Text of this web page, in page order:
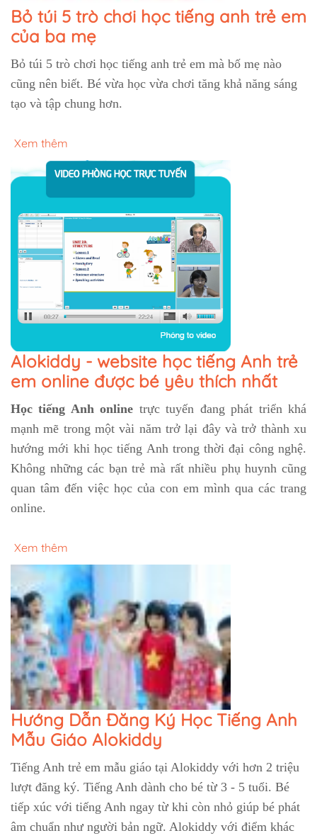
Bỏ túi 5 trò chơi học tiếng anh trẻ em
của ba mẹ
Bỏ túi 5 trò chơi học tiếng anh trẻ em mà bố mẹ nào
cũng nên biết. Bé vừa học vừa chơi tăng khả năng sáng
tạo và tập chung hơn.
Xem thêm
Alokiddy - website học tiếng Anh trẻ
em online được bé yêu thích nhất
Học tiếng Anh online trực tuyến đang phát triển khá
mạnh mẽ trong một vài năm trở lại đây và trở thành xu
hướng mới khi học tiếng Anh trong thời đại công nghệ.
Không những các bạn trẻ mà rất nhiều phụ huynh cũng
quan tâm đến việc học của con em mình qua các trang
online.
Xem thêm
Hướng Dẫn Đăng Ký Học Tiếng Anh
Mẫu Giáo Alokiddy
Tiếng Anh trẻ em mẫu giáo tại Alokiddy với hơn 2 triệu
lượt đăng ký. Tiếng Anh dành cho bé từ 3 - 5 tuổi. Bé
tiếp xúc với tiếng Anh ngay từ khi còn nhỏ giúp bé phát
âm chuẩn như người bản ngữ. Alokiddy với điểm khác